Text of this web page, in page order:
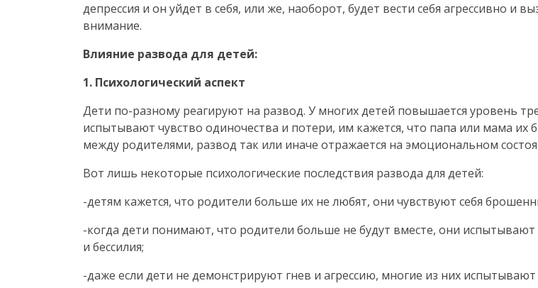
депрессия и он уйдет в себя, или же, наоборот, будет вести себя агрессивно и
внимание.
Влияние развода для детей:
1. Психологический аспект
Дети по-разному реагируют на развод. У многих детей повышается уровень
испытывают чувство одиночества и потери, им кажется, что папа или мама их
между родителями, развод так или иначе отражается на эмоциональном
Вот лишь некоторые психологические последствия развода для детей:
-детям кажется, что родители больше их не любят, они чувствуют себя
-когда дети понимают, что родители больше не будут вместе, они
и бессилия;
-даже если дети не демонстрируют гнев и агрессию, многие из них